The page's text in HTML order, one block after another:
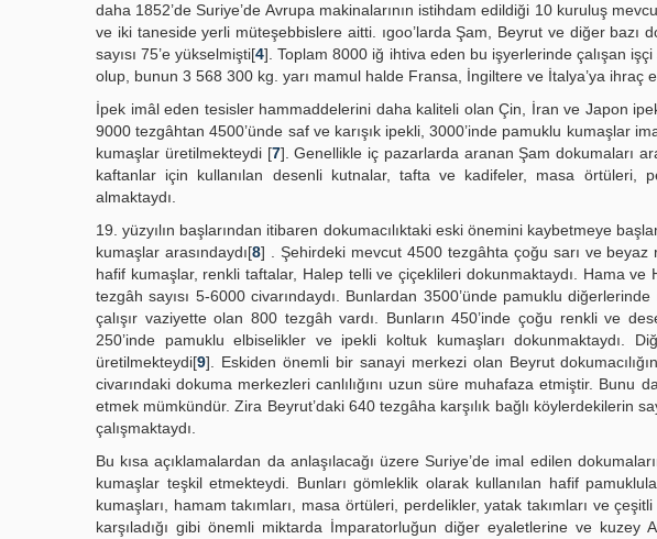
daha 1852’de Suriye’de Avrupa makinalarının istihdam edildiği 10 kuruluş
ve iki taneside yerli müteşebbislere aitti. ıgoo’larda Şam, Beyrut ve diğer
sayısı 75’e yükselmişti[4]. Toplam 8000 iğ ihtiva eden bu işyerlerinde çalışan işçi
olup, bunun 3 568 300 kg. yarı mamul halde Fransa, İngiltere ve İtalya’ya ihraç
İpek imâl eden tesisler hammaddelerini daha kaliteli olan Çin, İran ve Japon
9000 tezgâhtan 4500’ünde saf ve karışık ipekli, 3000’inde pamuklu kumaşlar
kumaşlar üretilmekteydi [7]. Genellikle iç pazarlarda aranan Şam dokumaları
kaftanlar için kullanılan desenli kutnalar, tafta ve kadifeler, masa örtüleri,
almaktaydı.
19. yüzyılın başlarından itibaren dokumacılıktaki eski önemini kaybetmeye
kumaşlar arasındaydı[8] . Şehirdeki mevcut 4500 tezgâhta çoğu sarı ve
hafif kumaşlar, renkli taftalar, Halep telli ve çiçeklileri dokunmaktaydı. Hama
tezgâh sayısı 5-6000 civarındaydı. Bunlardan 3500’ünde pamuklu
çalışır vaziyette olan 800 tezgâh vardı. Bunların 450’inde çoğu renkli ve
250’inde pamuklu elbiselikler ve ipekli koltuk kumaşları dokunmaktaydı.
üretilmekteydi[9]. Eskiden önemli bir sanayi merkezi olan Beyrut
civarındaki dokuma merkezleri canlılığını uzun süre muhafaza etmiştir.
etmek mümkündür. Zira Beyrut’daki 640 tezgâha karşılık bağlı köylerdekilerin
çalışmaktaydı.
Bu kısa açıklamalardan da anlaşılacağı üzere Suriye’de imal edilen
kumaşlar teşkil etmekteydi. Bunları gömleklik olarak kullanılan hafif
kumaşları, hamam takımları, masa örtüleri, perdelikler, yatak takımları ve
karşıladığı gibi önemli miktarda İmparatorluğun diğer eyaletlerine ve kuzey